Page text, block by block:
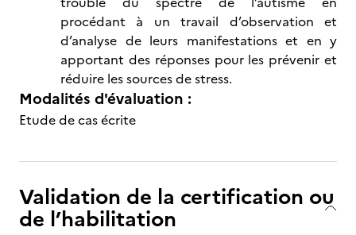
procédant à un travail d’observation et
d’analyse de leurs manifestations et en y
apportant des réponses pour les prévenir et
réduire les sources de stress.
Modalités d'évaluation :
Etude de cas écrite
Validation de la certification ou
de l’habilitation